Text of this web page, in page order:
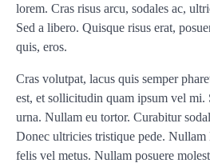
lorem. Cras risus arcu, sodales ac,
Sed a libero. Quisque risus erat,
quis, eros.
Cras volutpat, lacus quis semper
est, et sollicitudin quam ipsum vel mi.
urna. Nullam eu tortor. Curabitur
Donec ultricies tristique pede.
felis vel metus. Nullam posuere